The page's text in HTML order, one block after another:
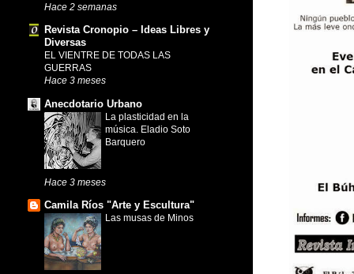
Hace 2 semanas
Revista Cronopio – Ideas Libres y
Diversas
EL VIENTRE DE TODAS LAS
GUERRAS
Hace 3 meses
Anecdotario Urbano
La plasticidad en la
música. Eladio Soto
Barquero
Hace 3 meses
Camila Ríos "Arte y Escultura"
Las musas de Minos